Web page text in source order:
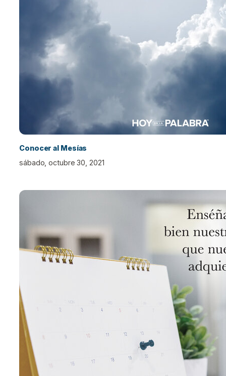
Conocer al Mesías
sábado, octubre 30, 2021